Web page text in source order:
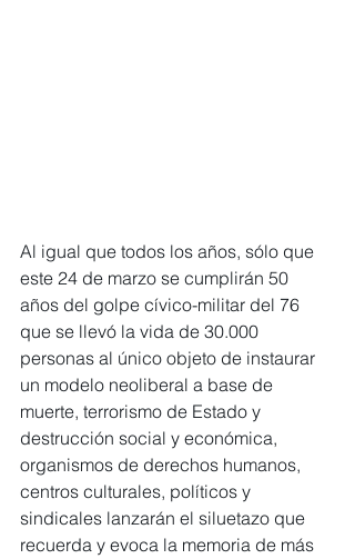
Al igual que todos los años, sólo que
este 24 de marzo se cumplirán 50
años del golpe cívico-militar del 76
que se llevó la vida de 30.000
personas al único objeto de instaurar
un modelo neoliberal a base de
muerte, terrorismo de Estado y
destrucción social y económica,
organismos de derechos humanos,
centros culturales, políticos y
sindicales lanzarán el siluetazo que
recuerda y evoca la memoria de más